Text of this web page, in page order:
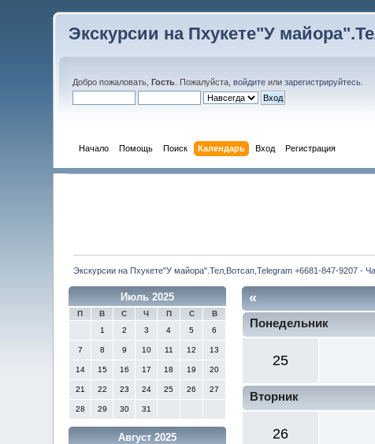
Экскурсии на Пхукете"У
Добро пожаловать,Гость . Пожалуйста,войдите илизарегистрируйтесь
Начало Помощь Поиск Календарь Вход Регистрация
Экскурсии на Пхукете"У майора".Тел,Вотсап,Telegram +6681-847-9207 -
Июль 2025
П В С Ч П С
В
1
2 3 4 5 6
7 8 9 10 11 12 13
14 15 16 17 18 19 20
21 22 23 24 25 26 27
28 29 30 31
Август 2025
«
Понедельник
25
Вторник
26